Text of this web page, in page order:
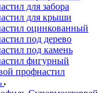
для забора
для крыши
оцинкованный
под дерево
под камень
фигурный
профнастил